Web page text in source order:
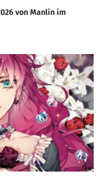
von Manlin im